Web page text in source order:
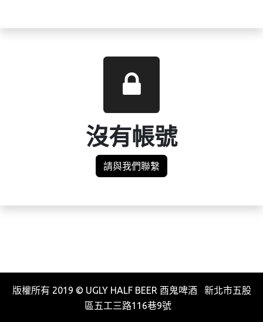
沒有帳號
請與我們聯繫
版權所有 2019 © UGLY HALF BEER 酉鬼啤酒 新北市五股
區五工三路116巷9號